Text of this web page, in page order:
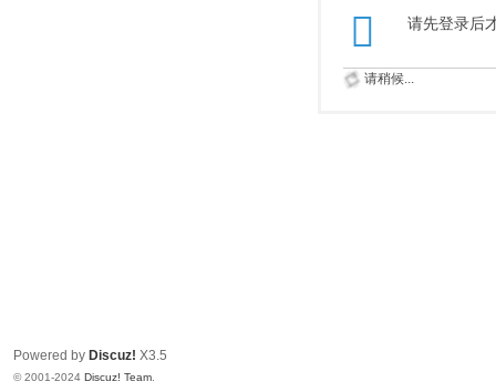
请先登录后
请稍候...
Powered by Discuz! X3.5
© 2001-2024 Discuz! Team